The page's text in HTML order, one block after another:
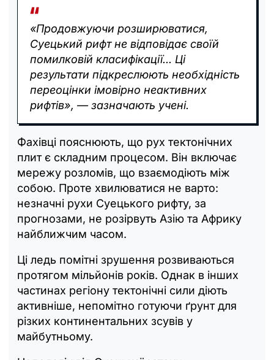
«Продовжуючи розширюватися,
Суецький рифт не відповідає своїй
помилковій класифікації... Ці
результати підкреслюють необхідність
переоцінки імовірно неактивних
рифтів», — зазначають учені.
Фахівці пояснюють, що рух тектонічних
плит є складним процесом. Він включає
мережу розломів, що взаємодіють між
собою. Проте хвилюватися не варто:
незначні рухи Суецького рифту, за
прогнозами, не розірвуть Азію та Африку
найближчим часом.
Ці ледь помітні зрушення розвиваються
протягом мільйонів років. Однак в інших
частинах регіону тектонічні сили діють
активніше, непомітно готуючи ґрунт для
різких континентальних зсувів у
майбутньому.